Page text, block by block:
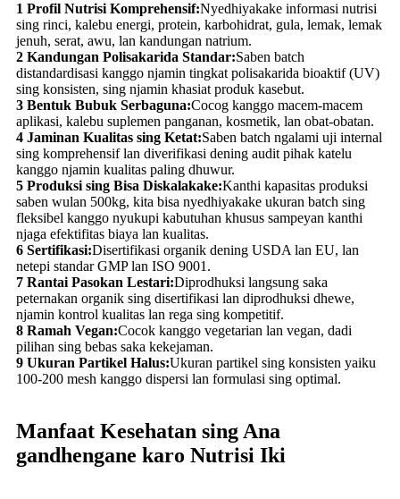
1 Profil Nutrisi Komprehensif:Nyedhiyakake informasi nutrisi
sing rinci, kalebu energi, protein, karbohidrat, gula, lemak, lemak
jenuh, serat, awu, lan kandungan natrium.
2 Kandungan Polisakarida Standar:Saben batch
distandardisasi kanggo njamin tingkat polisakarida bioaktif (UV)
sing konsisten, sing njamin khasiat produk kasebut.
3 Bentuk Bubuk Serbaguna:Cocog kanggo macem-macem
aplikasi, kalebu suplemen panganan, kosmetik, lan obat-obatan.
4 Jaminan Kualitas sing Ketat:Saben batch ngalami uji internal
sing komprehensif lan diverifikasi dening audit pihak katelu
kanggo njamin kualitas paling dhuwur.
5 Produksi sing Bisa Diskalakake:Kanthi kapasitas produksi
saben wulan 500kg, kita bisa nyedhiyakake ukuran batch sing
fleksibel kanggo nyukupi kabutuhan khusus sampeyan kanthi
njaga efektifitas biaya lan kualitas.
6 Sertifikasi:Disertifikasi organik dening USDA lan EU, lan
netepi standar GMP lan ISO 9001.
7 Rantai Pasokan Lestari:Diprodhuksi langsung saka
peternakan organik sing disertifikasi lan diprodhuksi dhewe,
njamin kontrol kualitas lan rega sing kompetitif.
8 Ramah Vegan:Cocok kanggo vegetarian lan vegan, dadi
pilihan sing bebas saka kekejaman.
9 Ukuran Partikel Halus:Ukuran partikel sing konsisten yaiku
100-200 mesh kanggo dispersi lan formulasi sing optimal.
Manfaat Kesehatan sing Ana
gandhengane karo Nutrisi Iki